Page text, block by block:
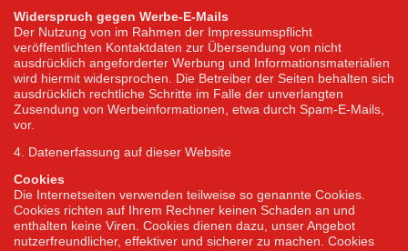
Widerspruch gegen Werbe-E-Mails
Der Nutzung von im Rahmen der Impressumspflicht
veröffentlichten Kontaktdaten zur Übersendung von nicht
ausdrücklich angeforderter Werbung und Informationsmaterialien
wird hiermit widersprochen. Die Betreiber der Seiten behalten sich
ausdrücklich rechtliche Schritte im Falle der unverlangten
Zusendung von Werbeinformationen, etwa durch Spam-E-Mails,
vor.
4. Datenerfassung auf dieser Website
Cookies
Die Internetseiten verwenden teilweise so genannte Cookies.
Cookies richten auf Ihrem Rechner keinen Schaden an und
enthalten keine Viren. Cookies dienen dazu, unser Angebot
nutzerfreundlicher, effektiver und sicherer zu machen. Cookies